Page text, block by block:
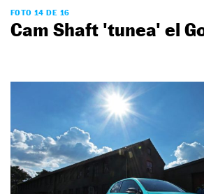
FOTO 14 DE 16
Cam Shaft 'tunea' el